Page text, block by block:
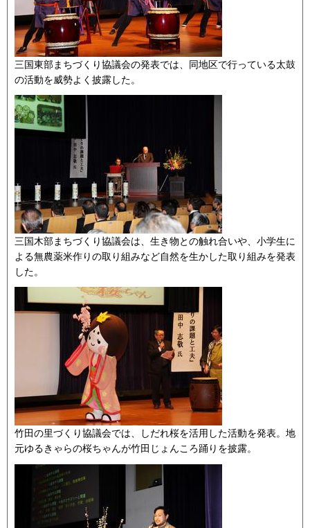
三国東部まちづくり協議会の発表では、同地区で行っている太鼓
の活動を威勢よく披露した。
三国木部まちづくり協議会は、生き物との触れ合いや、小学生に
よる無農薬米作りの取り組みなど自然を生かした取り組みを発表
した。
竹田の里づくり協議会では、しだれ桜を活用した活動を発表。地
元ゆるきゃらの桜ちゃんが竹田じょんころ踊りを披露。